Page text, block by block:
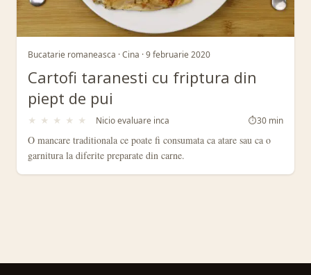
Bucatarie romaneasca · Cina · 9 februarie 2020
Cartofi taranesti cu friptura din
piept de pui
★ ★ ★ ★ ★ Nicio evaluare inca ⏱30 min
O mancare traditionala ce poate fi consumata ca atare sau ca o
garnitura la diferite preparate din carne.